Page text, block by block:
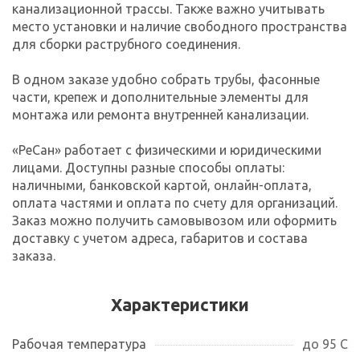
канализационной трассы. Также важно учитывать
место установки и наличие свободного пространства
для сборки раструбного соединения.
В одном заказе удобно собрать трубы, фасонные
части, крепеж и дополнительные элементы для
монтажа или ремонта внутренней канализации.
«РеСан» работает с физическими и юридическими
лицами. Доступны разные способы оплаты:
наличными, банковской картой, онлайн-оплата,
оплата частями и оплата по счету для организаций.
Заказ можно получить самовывозом или оформить
доставку с учетом адреса, габаритов и состава
заказа.
Характеристики
Рабочая температура
до 95 С